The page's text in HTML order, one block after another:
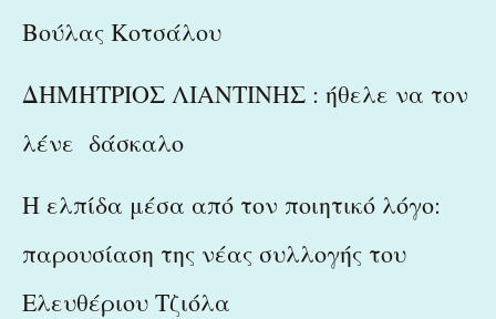
Βούλας Κοτσάλου
ΔΗΜΗΤΡΙΟΣ ΛΙΑΝΤΙΝΗΣ : ήθελε να τον
λένε δάσκαλο
Η ελπίδα μέσα από τον ποιητικό λόγο:
παρουσίαση της νέας συλλογής του
Ελευθέριου Τζιόλα